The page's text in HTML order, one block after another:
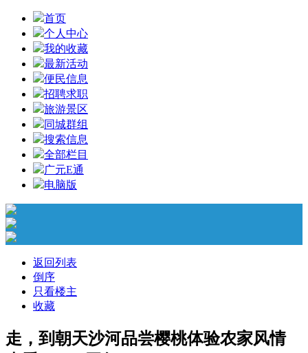
首页
个人中心
我的收藏
最新活动
便民信息
招聘求职
旅游景区
同城群组
搜索信息
全部栏目
广元E通
电脑版
返回列表
倒序
只看楼主
收藏
走，到朝天沙河品尝樱桃体验农家风情